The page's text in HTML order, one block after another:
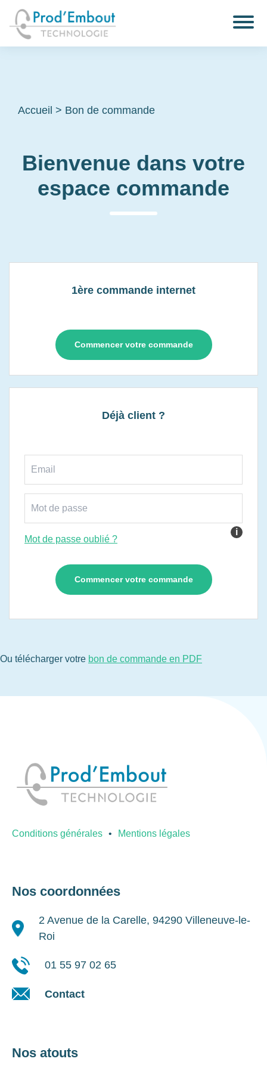
Accueil > Bon de commande
Bienvenue dans votre
espace commande
1ère commande internet
Commencer votre commande
Déjà client ?
i
Mot de passe oublié ?
Ou télécharger votre bon de commande en PDF
Conditions générales Mentions légales
Nos coordonnées
2 Avenue de la Carelle, 94290 Villeneuve-le-
Roi
01 55 97 02 65
Contact
Nos atouts